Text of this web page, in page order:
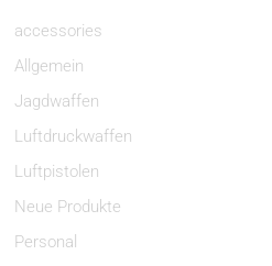
accessories
Allgemein
Jagdwaffen
Luftdruckwaffen
Luftpistolen
Neue Produkte
Personal